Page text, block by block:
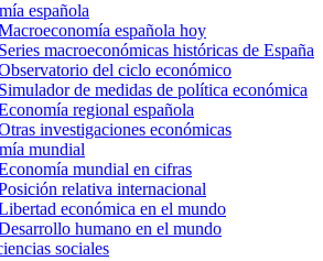
española
española hoy
Series macroeconómicas históricas de España
del ciclo económico
Simulador de medidas de política económica
regional española
investigaciones económicas
mundial
mundial en cifras
relativa internacional
económica en el mundo
humano en el mundo
sociales